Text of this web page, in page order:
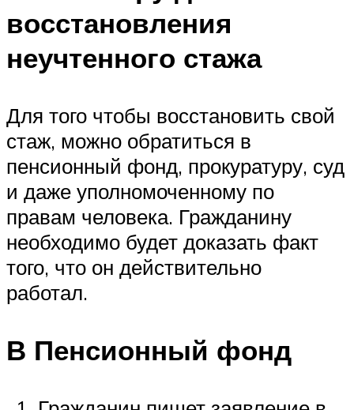
восстановления
неучтенного стажа
Для того чтобы восстановить свой
стаж, можно обратиться в
пенсионный фонд, прокуратуру, суд
и даже уполномоченному по
правам человека. Гражданину
необходимо будет доказать факт
того, что он действительно
работал.
В Пенсионный фонд